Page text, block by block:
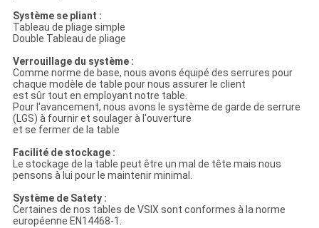
Système se pliant :
Tableau de pliage simple
Double Tableau de pliage
Verrouillage du système :
Comme norme de base, nous avons équipé des serrures pour
chaque modèle de table pour nous assurer le client
est sûr tout en employant notre table.
Pour l'avancement, nous avons le système de garde de serrure
(LGS) à fournir et soulager à l'ouverture
et se fermer de la table
Facilité de stockage :
Le stockage de la table peut être un mal de tête mais nous
pensons à lui pour le maintenir minimal.
Système de Satety :
Certaines de nos tables de VSIX sont conformes à la norme
européenne EN14468-1.